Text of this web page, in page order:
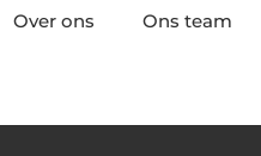
Over ons Ons team